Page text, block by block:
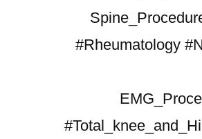
#Rheumatology